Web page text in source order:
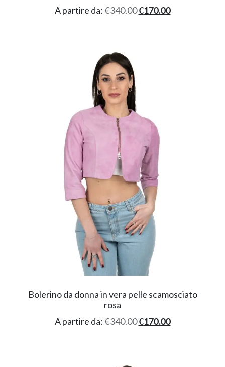
A partire da:€340.00€170.00
Bolerino da donna in vera pelle scamosciato
rosa
A partire da:€340.00€170.00